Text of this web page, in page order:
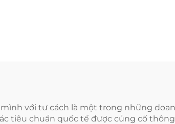
với tư cách là một trong những
tiêu chuẩn quốc tế được củng cố